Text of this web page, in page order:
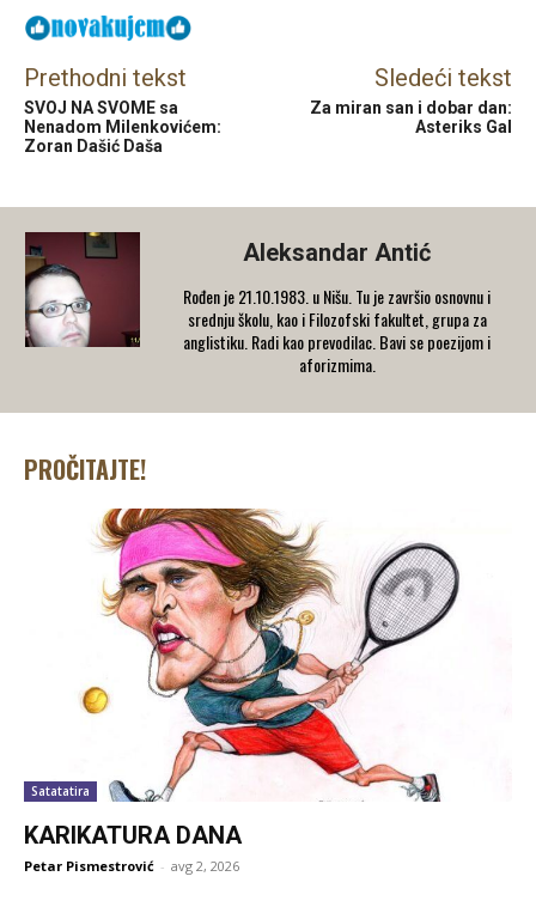
Prethodni tekst
SVOJ NA SVOME sa
Nenadom Milenkovićem:
Zoran Dašić Daša
Sledeći tekst
Za miran san i dobar dan:
Asteriks Gal
Aleksandar Antić
Rođen je 21.10.1983. u Nišu. Tu je završio osnovnu i
srednju školu, kao i Filozofski fakultet, grupa za
anglistiku. Radi kao prevodilac. Bavi se poezijom i
aforizmima.
PROČITAJTE!
Satatatira
KARIKATURA DANA
Petar Pismestrović - avg 2, 2026